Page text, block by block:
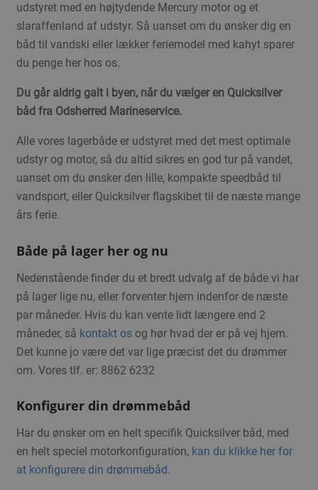
udstyret med en højtydende Mercury motor og et
slaraffenland af udstyr. Så uanset om du ønsker dig en
båd til vandski eller lækker feriemodel med kahyt sparer
du penge her hos os.
Du går aldrig galt i byen, når du vælger en Quicksilver
båd fra Odsherred Marineservice.
Alle vores lagerbåde er udstyret med det mest optimale
udstyr og motor, så du altid sikres en god tur på vandet,
uanset om du ønsker den lille, kompakte speedbåd til
vandsport, eller Quicksilver flagskibet til de næste mange
års ferie.
Både på lager her og nu
Nedenstående finder du et bredt udvalg af de både vi har
på lager lige nu, eller forventer hjem indenfor de næste
par måneder. Hvis du kan vente lidt længere end 2
måneder, så kontakt os og hør hvad der er på vej hjem.
Det kunne jo være det var lige præcist det du drømmer
om. Vores tlf. er: 8862 6232
Konfigurer din drømmebåd
Har du ønsker om en helt specifik Quicksilver båd, med
en helt speciel motorkonfiguration, kan du klikke her for
at konfigurere din drømmebåd.